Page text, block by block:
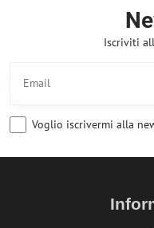
Iscriviti
Voglio iscrivermi alla